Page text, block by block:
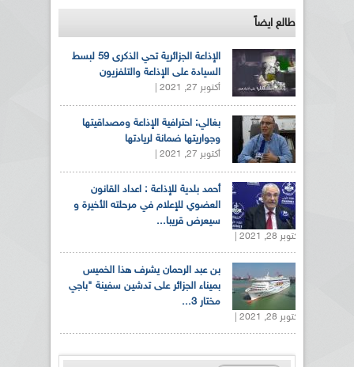
طالع ايضاً
الإذاعة الجزائرية تحي الذكرى 59 لبسط
السيادة على الإذاعة والتلفزيون
أكتوبر 27, 2021 |
بغالي: احترافية الإذاعة ومصداقيتها
وجواريتها ضمانة لريادتها
أكتوبر 27, 2021 |
أحمد بلدية للإذاعة : اعداد القانون
العضوي للإعلام في مرحلته الأخيرة و
سيعرض قريبا...
أكتوبر 28, 2021 |
بن عبد الرحمان يشرف هذا الخميس
بميناء الجزائر على تدشين سفينة "باجي
مختار 3...
أكتوبر 28, 2021 |